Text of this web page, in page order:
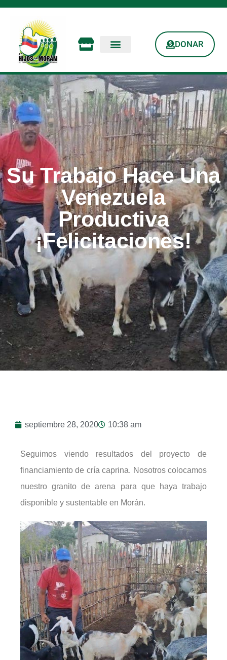
DONAR
Su Trabajo Hace Una
Venezuela
Productiva
¡Felicitaciones!
septiembre 28, 2020 10:38 am
Seguimos viendo resultados del proyecto de
financiamiento de cría caprina. Nosotros colocamos
nuestro granito de arena para que haya trabajo
disponible y sustentable en Morán.